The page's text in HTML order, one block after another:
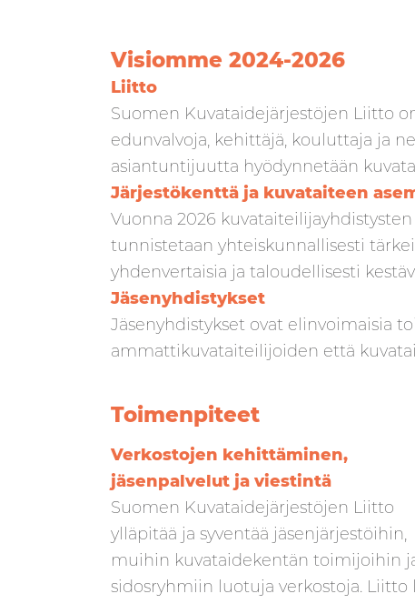
Visiomme 2024-2026
Liitto
Suomen Kuvataidejärjestöjen Liitto
edunvalvoja, kehittäjä, kouluttaja ja
asiantuntijuutta hyödynnetään
Järjestökenttä ja kuvataiteen
Vuonna 2026
tunnistetaan yhteiskunnallisesti
yhdenvertaisia ja taloudellisesti
Jäsenyhdistykset
Jäsenyhdistykset ovat elinvoimaisia
ammattikuvataiteilijoiden että
Toimenpiteet
Verkostojen kehittäminen,
jäsenpalvelut ja viestintä
Suomen Kuvataidejärjestöjen Liitto
ylläpitää ja syventää jäsenjärjestöihin,
muihin kuvataidekentän toimijoihin
sidosryhmiin luotuja verkostoja. Liitto